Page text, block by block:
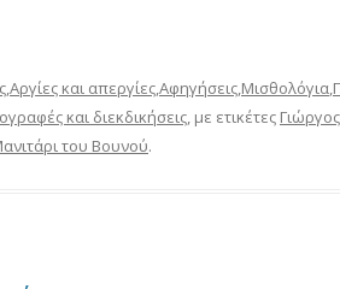
,Αργίες και απεργίες,Αφηγήσεις,Μισθολόγια,
και διεκδικήσεις, με ετικέτες
του Βουνού.